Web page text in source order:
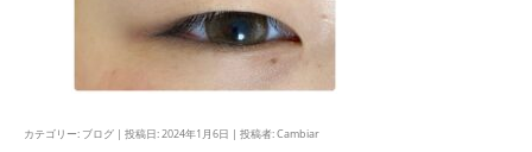
カテゴリー: ブログ | 投稿日:2024年1月6日 | 投稿者:Cambiar